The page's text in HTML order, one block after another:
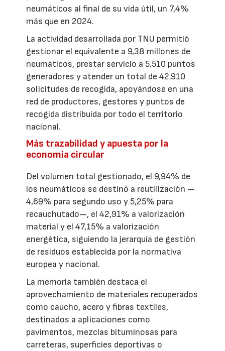
neumáticos al final de su vida útil, un 7,4%
más que en 2024.
La actividad desarrollada por TNU permitió
gestionar el equivalente a 9,38 millones de
neumáticos, prestar servicio a 5.510 puntos
generadores y atender un total de 42.910
solicitudes de recogida, apoyándose en una
red de productores, gestores y puntos de
recogida distribuida por todo el territorio
nacional.
Más trazabilidad y apuesta por la
economía circular
Del volumen total gestionado, el 9,94% de
los neumáticos se destinó a reutilización —
4,69% para segundo uso y 5,25% para
recauchutado—, el 42,91% a valorización
material y el 47,15% a valorización
energética, siguiendo la jerarquía de gestión
de residuos establecida por la normativa
europea y nacional.
La memoria también destaca el
aprovechamiento de materiales recuperados
como caucho, acero y fibras textiles,
destinados a aplicaciones como
pavimentos, mezclas bituminosas para
carreteras, superficies deportivas o